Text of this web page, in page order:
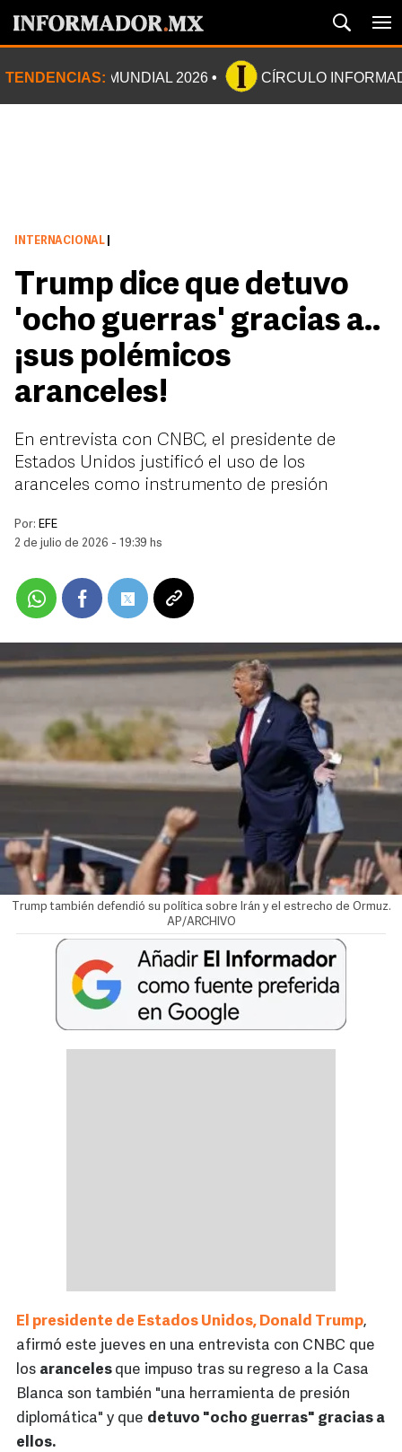
TENDENCIAS: MUNDIAL 2026 CÍRCULO
INTERNACIONAL
Trump dice que detuvo
'ocho guerras' gracias a..
¡sus polémicos
aranceles!
En entrevista con CNBC, el presidente de
Estados Unidos justificó el uso de los
aranceles como instrumento de presión
Por: EFE
2 de julio de 2026 - 19:39 hs
Trump también defendió su política sobre Irán y el estrecho de Ormuz.
AP/ARCHIVO
El presidente de Estados Unidos, Donald Trump,
afirmó este jueves en una entrevista con CNBC que
los aranceles que impuso tras su regreso a la Casa
Blanca son también "una herramienta de presión
diplomática" y que detuvo "ocho guerras" gracias a
ellos.